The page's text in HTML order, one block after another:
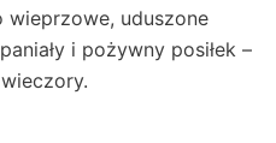
wieprzowe, uduszone
i pożywny posiłek –